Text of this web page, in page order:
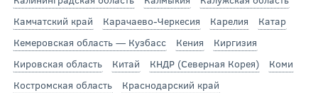
Камчатский край
Карачаево-Черкесия Карелия
Катар
Кемеровская область — Кузбасс
Кения
Киргизия
Кировская область
Китай КНДР (Северная Корея)
Коми
Костромская область
Краснодарский край